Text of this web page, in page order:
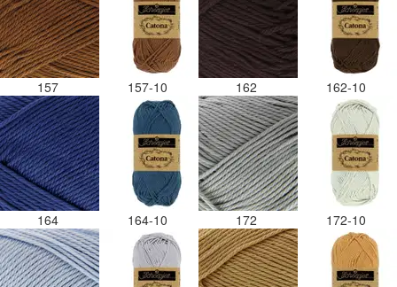
157 157-10 162 162-10
164 164-10 172 172-10